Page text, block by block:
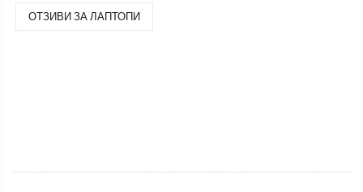
ОТЗИВИ ЗА ЛАПТОПИ